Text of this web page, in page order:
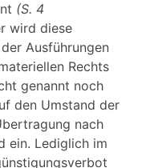
(S. 4
wird diese
Ausführungen
Rechts
genannt noch
den Umstand der
nach
ein. Lediglich im